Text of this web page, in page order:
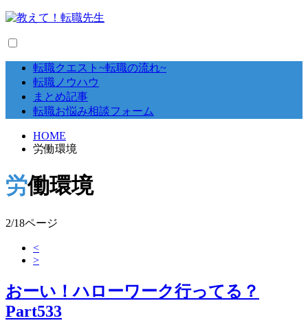
転職クエスト~転職の流れ~
転職ノウハウ
まとめ記事
転職お悩み相談フォーム
HOME
労働環境
労働環境
2/18ページ
<
>
おーい！ハローワーク行ってる？
Part533